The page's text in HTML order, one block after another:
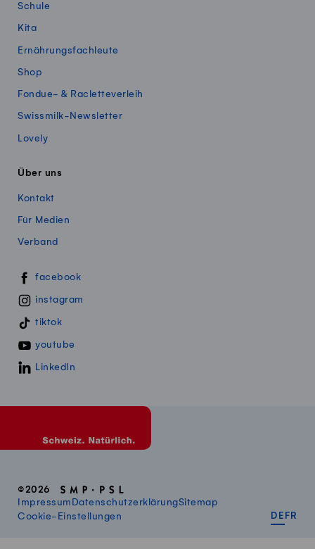
Schule
Kita
Ernährungsfachleute
Shop
Fondue- & Racletteverleih
Swissmilk-Newsletter
Lovely
Über uns
Kontakt
Für Medien
Verband
Swissmillk auf Social Media
facebook
instagram
tiktok
youtube
LinkedIn
©2026
Impressum DatenschutzerklärungSitemap
Cookie-Einstellungen
DE FR